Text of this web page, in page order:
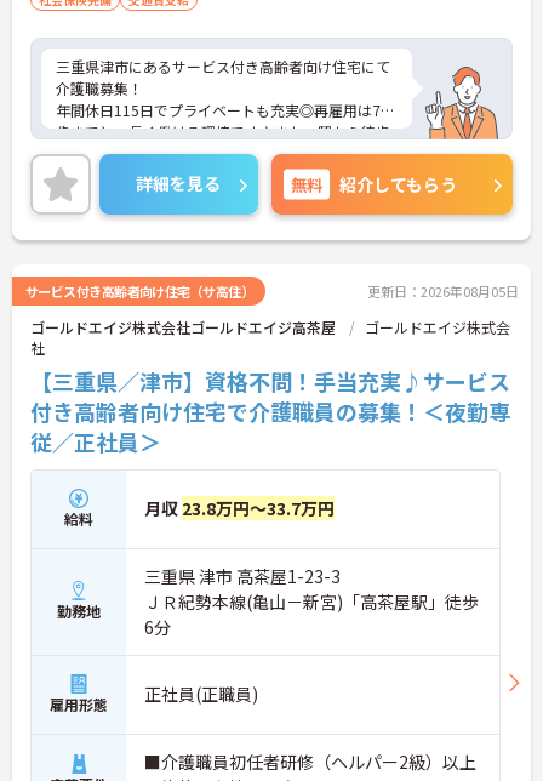
三重県津市にあるサービス付き高齢者向け住宅にて
介護職募集！
年間休日115日でプライベートも充実◎再雇用は70
歳までと、長く働ける環境です♪また、駅から徒歩
5分の好立地に加え、車通勤も可能で通勤ラクラク
です☆ご興味のある方には、面接対策ポイントな
ど、さらに詳細をご案内しますのでお気軽にご相談
ください！
詳細を見る 無料 紹介してもらう
サービス付き高齢者向け住宅（サ高住） 更新日：2026年08月05日
ゴールドエイジ株式会社ゴールドエイジ高茶屋
ゴールドエイジ株式会
社
【三重県／津市】資格不問！手当充実♪サービス
付き高齢者向け住宅で介護職員の募集！＜夜勤専
従／正社員＞
給料 月収 23.8万円～33.7万円
勤務地
三重県 津市 高茶屋1-23-3
ＪＲ紀勢本線(亀山－新宮)「高茶屋駅」徒歩
6分
雇用形態 正社員(正職員)
■介護職員初任者研修（ヘルパー2級）以上